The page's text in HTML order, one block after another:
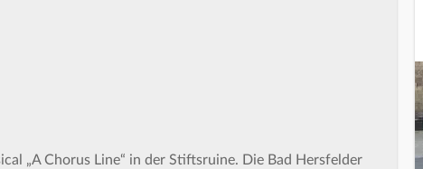
„A Chorus Line“ in der Stiftsruine. Die Bad Hersfelder